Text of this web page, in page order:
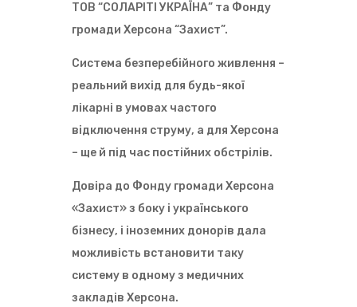
ТОВ “СОЛАРІТІ УКРАЇНА” та Фонду
громади Херсона “Захист”.
Система безперебійного живлення –
реальний вихід для будь-якої
лікарні в умовах частого
відключення струму, а для Херсона
– ще й під час постійних обстрілів.
Довіра до Фонду громади Херсона
«Захист» з боку і українського
бізнесу, і іноземних донорів дала
можливість встановити таку
систему в одному з медичних
закладів Херсона.